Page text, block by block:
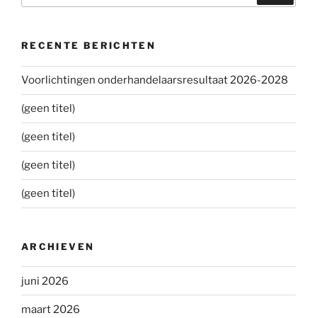
RECENTE BERICHTEN
Voorlichtingen onderhandelaarsresultaat 2026-2028
(geen titel)
(geen titel)
(geen titel)
(geen titel)
ARCHIEVEN
juni 2026
maart 2026